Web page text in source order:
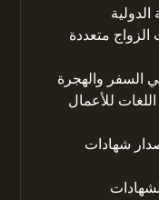
الدولية
الزواج متعددة
السفر والهجرة
للأعمال
شهادات